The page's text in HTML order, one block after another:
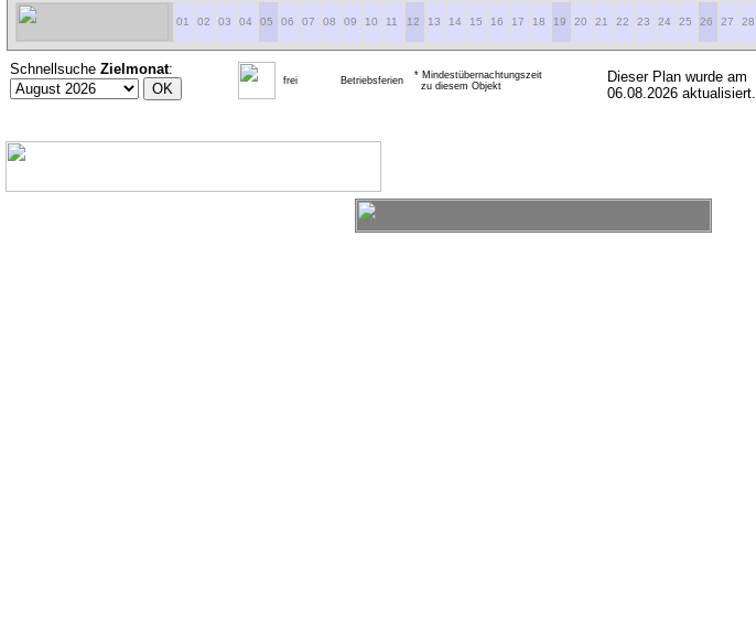
01 02 03 04 05 06 07 08 09 10 11 12 13 14 15 16 17 18 19 20 21 22 23 24 25 26 27 28
Schnellsuche Zielmonat:
frei Betriebsferien
* Mindestübernachtungszeit
zu diesem Objekt
Dieser Plan wurde am
06.08.2026 aktualisiert.